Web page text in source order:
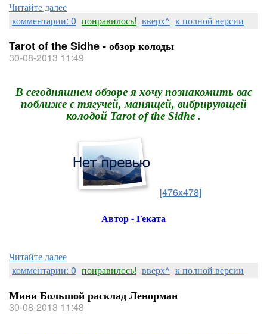
Читайте далее
комментарии: 0 понравилось! вверх^ к полной версии
Tarot of the Sidhe - обзор колоды
30-08-2013 11:49
В сегодняшнем обзоре я хочу познакомить вас
поближе с тягучей, манящей, вибрирующей
колодой Tarot of the Sidhe .
[476x478]
Автор - Геката
Читайте далее
комментарии: 0 понравилось! вверх^ к полной версии
Мини Большой расклад Ленорман
30-08-2013 11:48